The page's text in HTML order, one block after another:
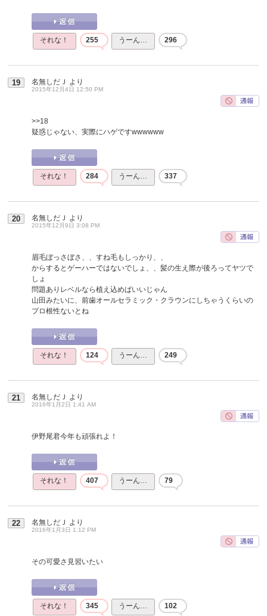
それな！ 255 うーん… 296
19 名無しだＪ より
2015年12月4日 12:50 PM
>>18
疑惑じゃない、実際にハゲですwwwwww
それな！ 284 うーん… 337
20 名無しだＪ より
2015年12月9日 3:08 PM
眉毛ぼっさぼさ、、すね毛もしっかり、、
からするとゲーハーではないでしょ、、髪の生え際が後ろってヤツで
しょ
問題ありレベルなら植え込めばいいじゃん
山田みたいに、前歯オールセラミック・クラウンにしちゃうくらいの
プロ根性ないとね
それな！ 124 うーん… 249
21 名無しだＪ より
2016年1月2日 1:41 AM
伊野尾君今年も頑張れよ！
それな！ 407 うーん… 79
22 名無しだＪ より
2016年1月3日 1:12 PM
その可愛さ見習いたい
それな！ 345 うーん… 102